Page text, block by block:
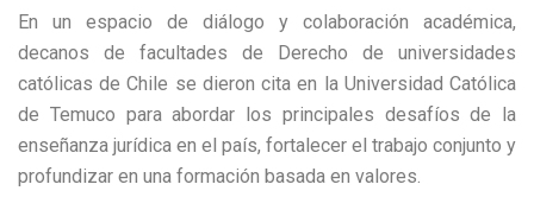
En un espacio de diálogo y colaboración académica,
decanos de facultades de Derecho de universidades
católicas de Chile se dieron cita en la Universidad Católica
de Temuco para abordar los principales desafíos de la
enseñanza jurídica en el país, fortalecer el trabajo conjunto y
profundizar en una formación basada en valores.